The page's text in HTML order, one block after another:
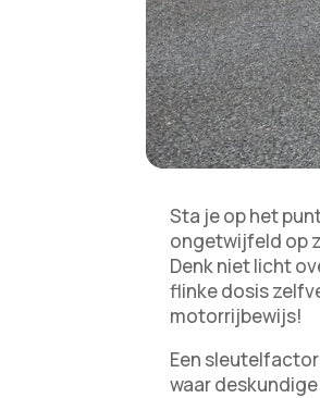
Sta je op het
ongetwijfeld op
Denk niet licht
flinke dosis
motorrijbewijs!
Een
waar